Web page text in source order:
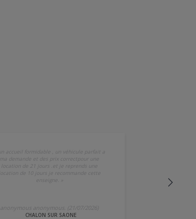
un accueil formidable , un véhicule parfait a
ma demande et des prix correctpour une
location de 21 jours .et je reprends une
location de 10 jours je recommande cette
enseigne.
anonymous anonymous. (21/07/2026)
CHALON SUR SAONE